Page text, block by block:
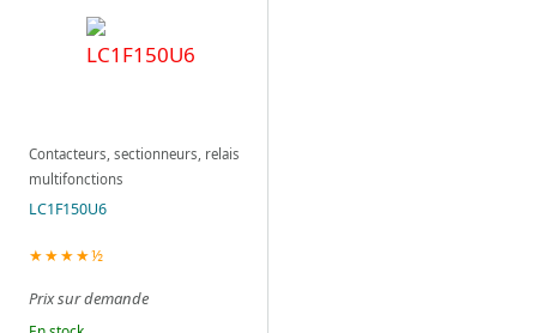
Contacteurs, sectionneurs, relais
multifonctions
LC1F150U6
★★★★½
Prix sur demande